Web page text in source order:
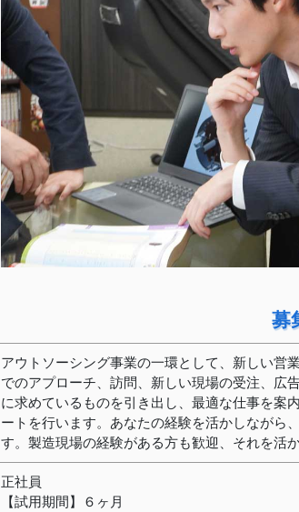
募
アウトソーシング事業の一環として、新しい営
でのアプローチ、訪問、新しい現場の受注、広
に求めているものを引き出し、最適な仕事を案
ートを行います。あなたの経験を活かしながら
す。製造現場の経験がある方も歓迎、それを活か
正社員
【試用期間】６ヶ月